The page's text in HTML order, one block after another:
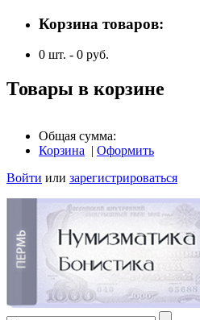
Корзина товаров:
0 шт. - 0 руб.
Товары в корзине
Общая сумма:
Корзина | Оформить
Войти или зарегистрироваться